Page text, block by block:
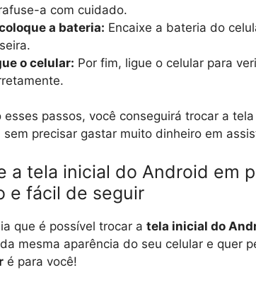
a com cuidado.
a bateria: Encaixe a bateria do
o celular: Por fim, ligue o celular para
esses passos, você conseguirá trocar a
sem precisar gastar muito dinheiro em
a tela inicial do Android em
e fácil de seguir
que é possível trocar a tela inicial do
mesma aparência do seu celular e quer
é para você!